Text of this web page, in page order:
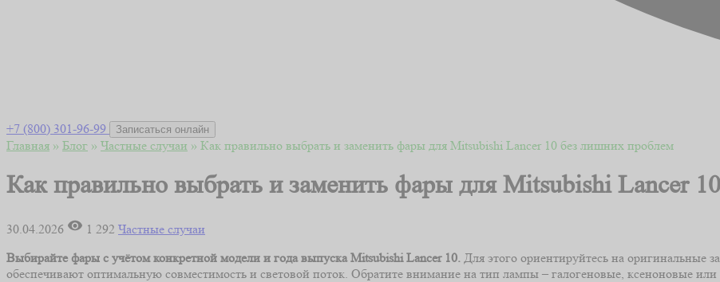
+7 (800) 301-96-99 Записаться онлайн
Главная » Блог » Частные случаи » Как правильно выбрать и заменить фары для Mitsubishi Lancer 10 без лишних проблем
Как правильно выбрать и заменить фары для Mitsubishi Lancer
30.04.2026 1 292 Частные случаи
Выбирайте фары с учётом конкретной модели и года выпуска Mitsubishi Lancer 10. Для этого ориентируйтесь на оригинальные
обеспечивают оптимальную совместимость и световой поток. Обратите внимание на тип лампы – галогеновые, ксеноновые